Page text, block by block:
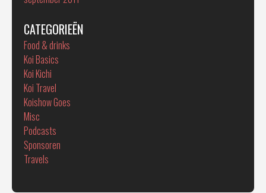
CATEGORIEËN
Food & drinks
Koi Basics
Koi Kichi
Koi Travel
Koishow Goes
Misc
Podcasts
Sponsoren
Travels